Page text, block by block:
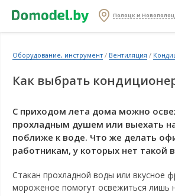
Полоцк и
Оборудование, инструмент / Вентиляция /
Как выбрать
С приходом лета дома можно
прохладным душем или выехать
поближе к воде. Что же делать
работникам, у которых нет такой
Стакан прохладной воды или вкусное
мороженое помогут освежиться лишь